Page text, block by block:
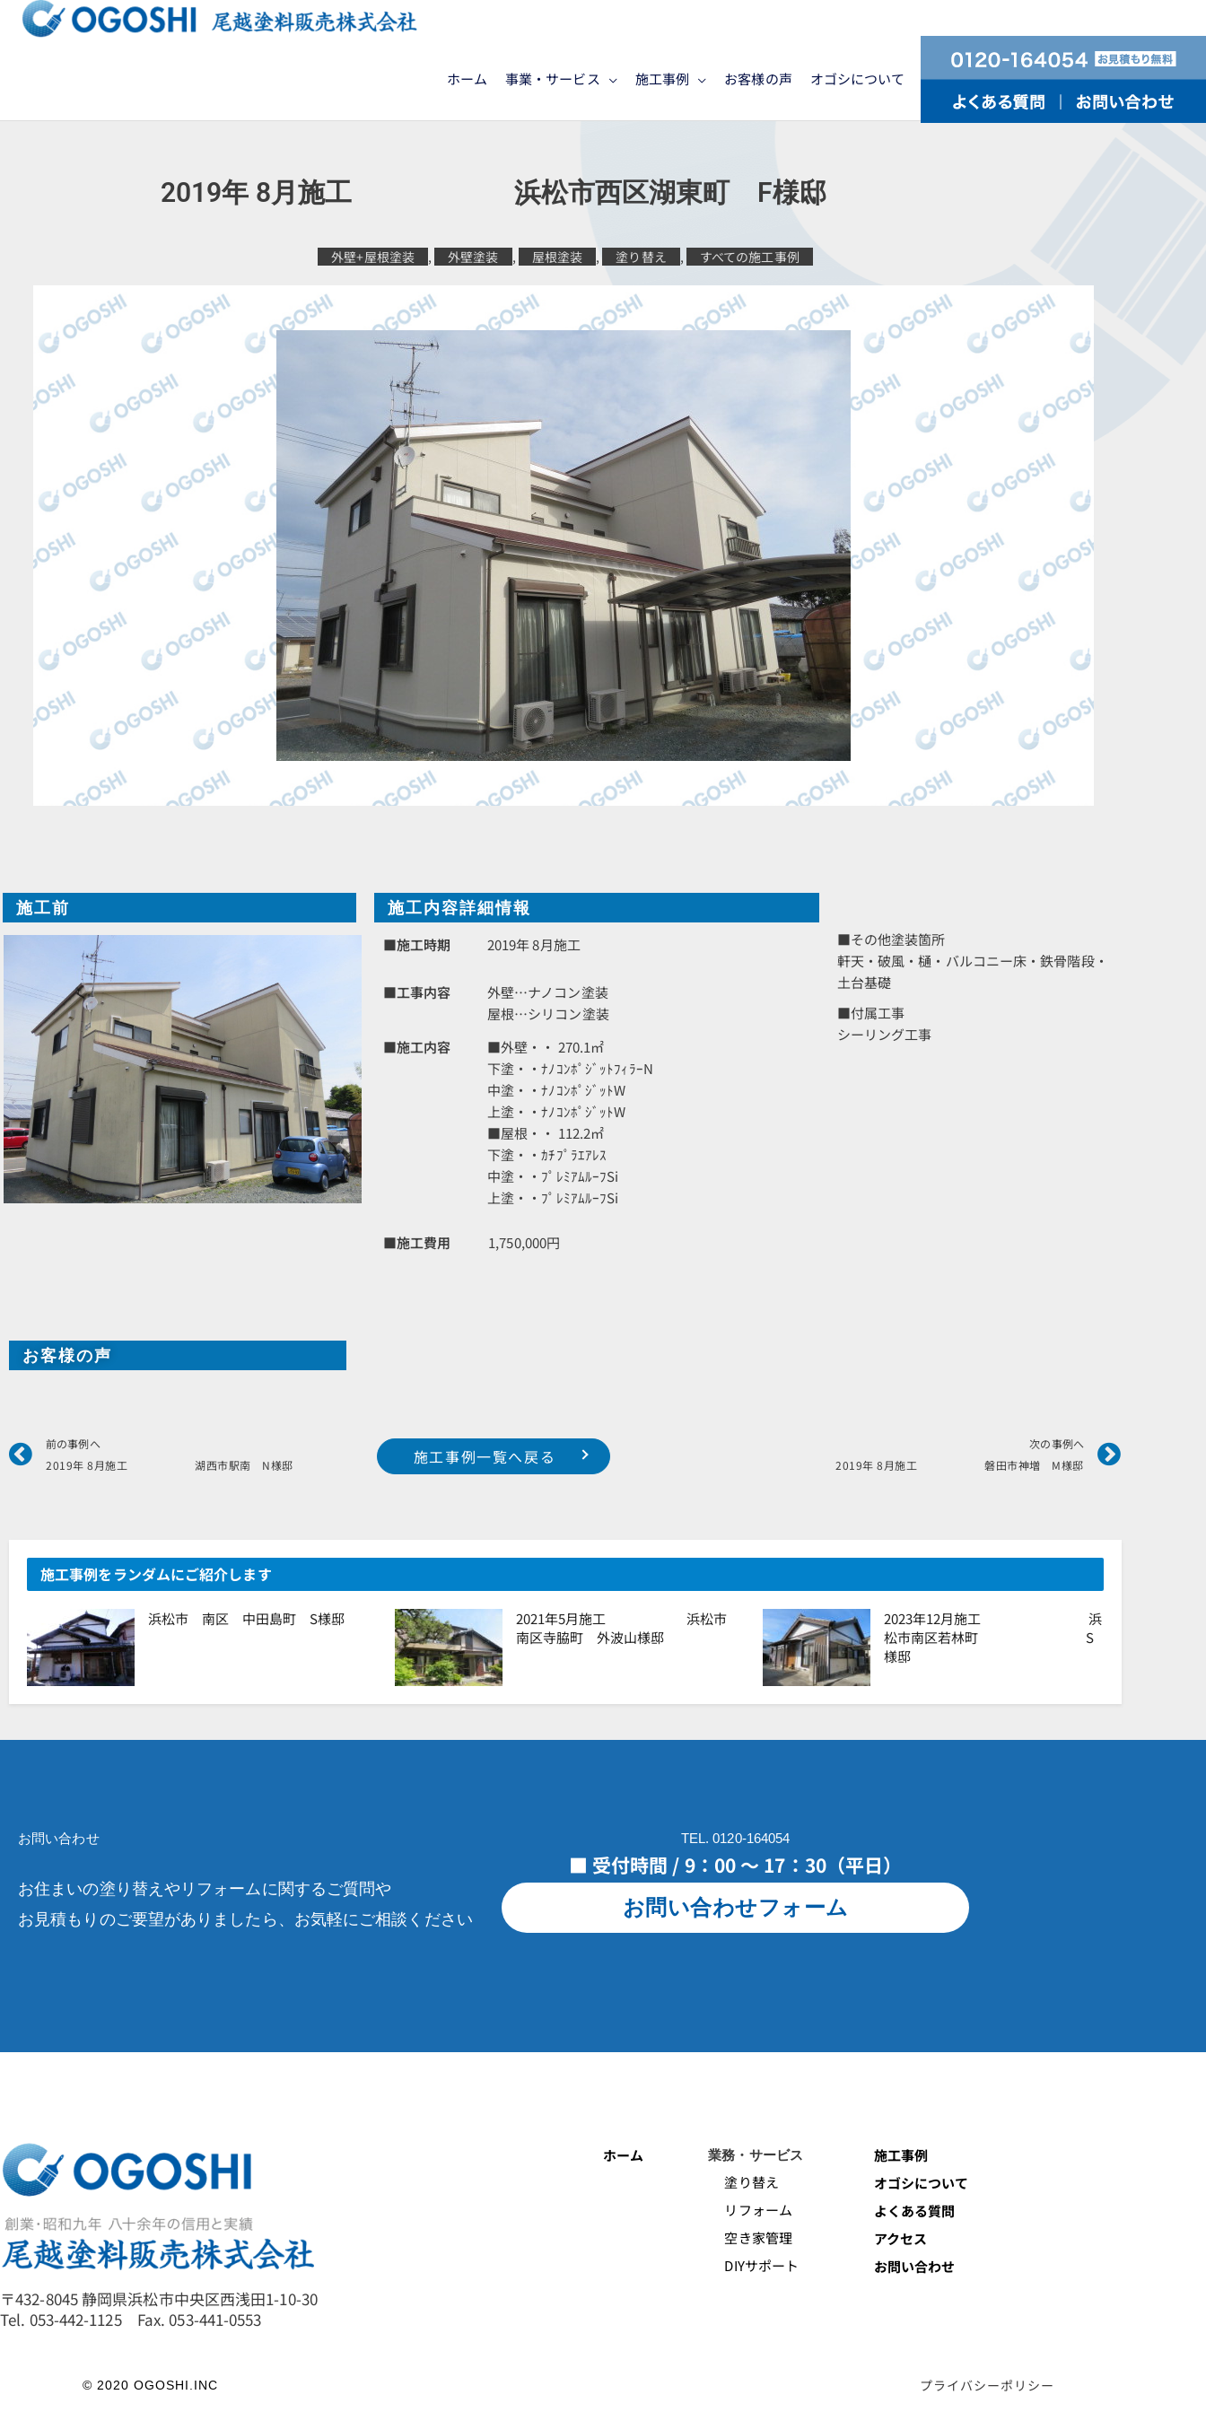
ッ
ホーム 事業・サービス 施工事例 お客様の声 オゴシについて
2019年 8月施工 浜松市西区湖東町 F様邸
外壁+屋根塗装 , 外壁塗装 , 屋根塗装 , 塗り替え , すべての施工事例
施工前
施工内容詳細情報
■施工時期
2019年 8月施工
■工事内容
外壁…ナノコン塗装
屋根…シリコン塗装
■施工内容
■外壁・・ 270.1㎡
下塗・・ﾅﾉｺﾝﾎﾟｼﾞｯﾄﾌｨﾗｰN
中塗・・ﾅﾉｺﾝﾎﾟｼﾞｯﾄW
上塗・・ﾅﾉｺﾝﾎﾟｼﾞｯﾄW
■屋根・・ 112.2㎡
下塗・・ｶﾁﾌﾟﾗｴｱﾚｽ
中塗・・ﾌﾟﾚﾐｱﾑﾙｰﾌSi
上塗・・ﾌﾟﾚﾐｱﾑﾙｰﾌSi
■施工費用 1,750,000円
■その他塗装箇所
軒天・破風・樋・バルコニー床・鉄骨階段・
土台基礎
■付属工事
シーリング工事
お客様の声
Prev
前の事例へ
2019年 8月施工 湖西市駅南 N様邸
次の事例へ
2019年 8月施工 磐田市神増 M様邸
Next
施工事例一覧へ戻る
施工事例をランダムにご紹介します
浜松市 南区 中田島町 S様邸
2021年5月施工 浜松市
南区寺脇町 外波山様邸
2023年12月施工 浜
松市南区若林町 S
様邸
お問い合わせ
お住まいの塗り替えやリフォームに関するご質問や
お見積もりのご要望がありましたら、お気軽にご相談ください
TEL. 0120-164054
■ 受付時間 / 9：00 ～ 17：30（平日）
お問い合わせフォーム
〒432-8045 静岡県浜松市中央区西浅田1-10-30
Tel. 053-442-1125 Fax. 053-441-0553
ホーム 業務・サービス
塗り替え
リフォーム
空き家管理
DIYサポート
施工事例
オゴシについて
よくある質問
アクセス
お問い合わせ
© 2020 OGOSHI.INC プライバシーポリシー